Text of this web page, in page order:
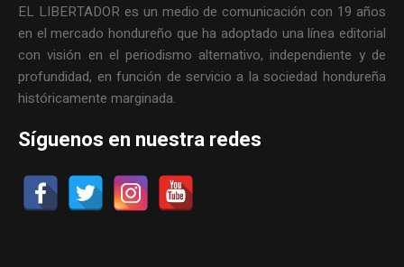
EL LIBERTADOR es un medio de comunicación con 19 años
en el mercado hondureño que ha adoptado una línea editorial
con visión en el periodismo alternativo, independiente y de
profundidad, en función de servicio a la sociedad hondureña
históricamente marginada.
Síguenos en nuestra redes